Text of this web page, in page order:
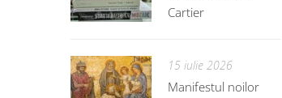
Cartier
15 iulie 2026
Manifestul noilor